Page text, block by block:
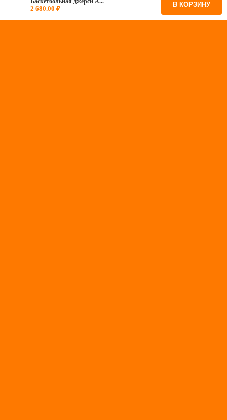
Кепки
Шапки
Носки
2 680.00 ₽ В КОРЗИНУ